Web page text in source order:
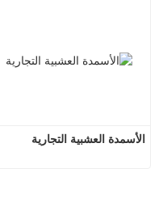
الأسمدة العشبية التجارية